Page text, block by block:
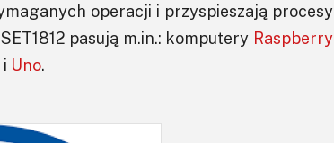
operacji i przyspieszają procesy
pasują m.in.: komputery Raspberry
i Uno.